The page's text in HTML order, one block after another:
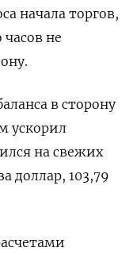
начала торгов,
не
в сторону
ускорил
на свежих
доллар, 103,79